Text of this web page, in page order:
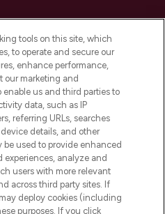
Europas ultimativer
mit den besten
und Haarpflege
von über 200
Shoppe online
mit kostenloser
von 30€.
My Personal
tools on this site, which
to operate and secure our
enhance performance,
our marketing and
us and third parties to
data, such as IP
referring URLs, searches
details, and other
used to provide enhanced
analyze and
users with more relevant
across third party sites. If
deploy cookies (including
purposes. If you click